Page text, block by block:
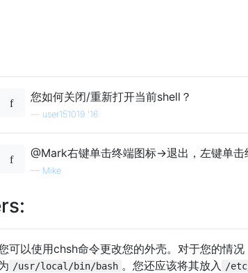
您如何关闭/重新打开当前shell？
user151019 '16
@Mark右键单击终端图标->退出，左键单击
— Mike
可以使用chsh命令更改您的外壳。对于您的情
/usr/local/bin/bash 。您还应该将其放入 /